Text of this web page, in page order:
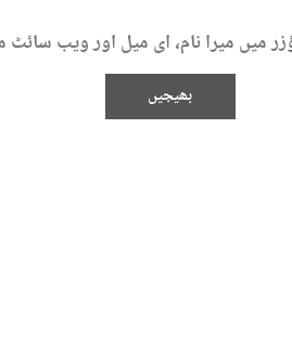
میں میرا نام، ای میل اور ویب